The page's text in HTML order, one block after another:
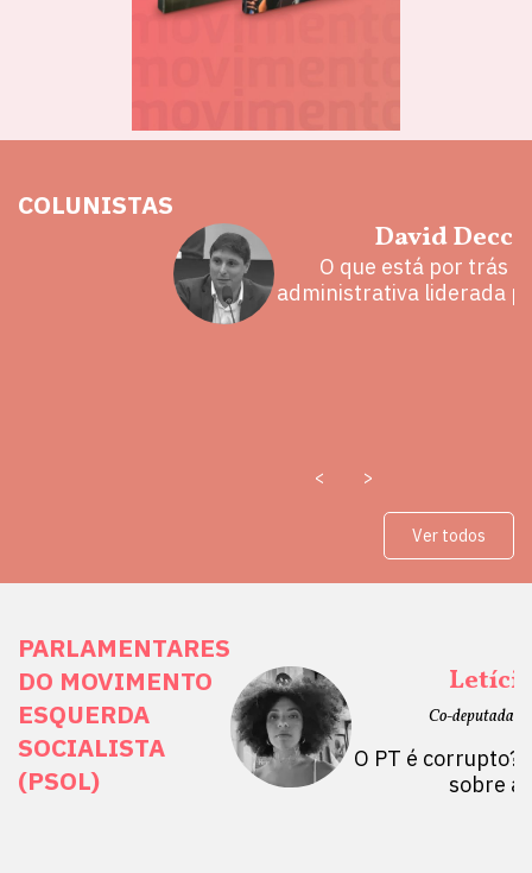
COLUNISTAS
David
O que está por trás
administrativa liderada
< >
Ver todos
PARLAMENTARES
DO MOVIMENTO
ESQUERDA
SOCIALISTA
(PSOL)
Direitos
do Sul, SP)
Mulheres por +
Público abre
Co-deputada
O PT é corrupto?
sobre a